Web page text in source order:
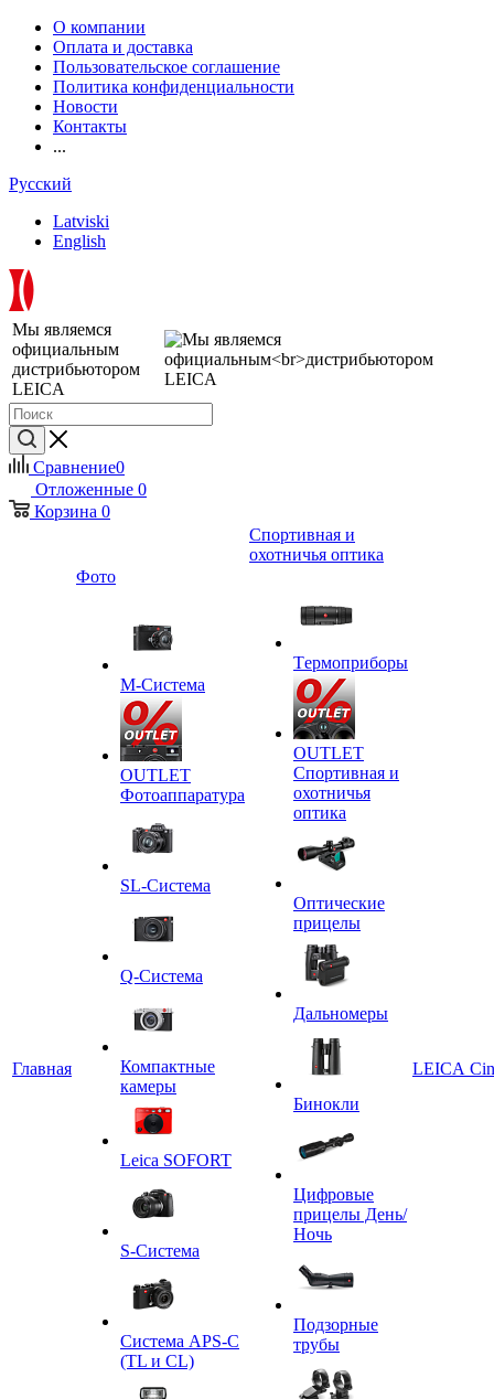
О компании
Оплата и доставка
Пользовательское соглашение
Политика конфиденциальности
Новости
Контакты
...
Русский
Latviski
English
Мы являемся
официальным
дистрибьютором
LEICA
Сравнение0
Отложенные 0
Корзина 0
Главная
Фото
M-Система
OUTLET
Фотоаппаратура
SL-Система
Q-Cистема
Компактные
камеры
Leica SOFORT
S-Система
Система APS-C
(TL и CL)
Спортивная и
охотничья оптика
Tермоприборы
OUTLET
Спортивная и
охотничья
оптика
Оптические
прицелы
Дальномеры
Бинокли
Цифровые
прицелы День/
Ночь
Подзорные
трубы
LEICA